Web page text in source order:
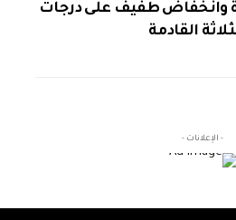
وانخفاض طفيف على درجات
القادمة
- الإعلانات -